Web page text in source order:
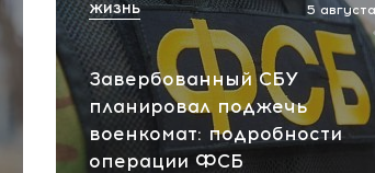
Завербованный СБУ
планировал поджечь
военкомат: подробности
операции ФСБ
5
ЖИЗНЬ